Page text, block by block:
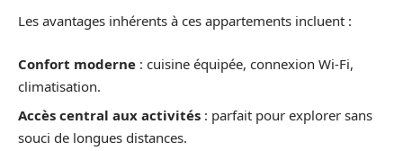
Les avantages inhérents à ces appartements incluent :
Confort moderne : cuisine équipée, connexion Wi-Fi,
climatisation.
Accès central aux activités : parfait pour explorer sans
souci de longues distances.